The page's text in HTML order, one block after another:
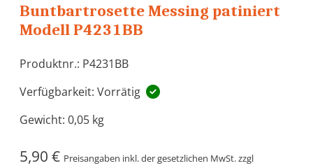
Buntbartrosette Messing patiniert
Modell P4231BB
Produktnr.: P4231BB
Verfügbarkeit: Vorrätig
Gewicht: 0,05 kg
5,90 € Preisangaben inkl. der gesetzlichen MwSt. zzgl